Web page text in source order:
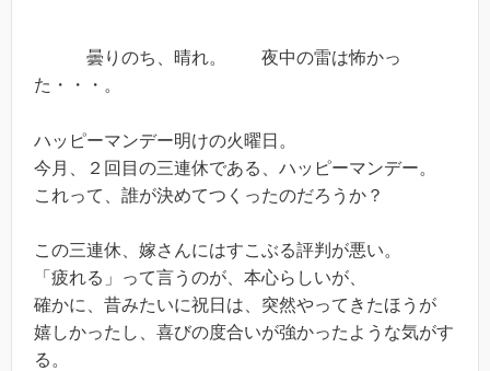
曇りのち、晴れ。 夜中の雷は怖かっ
た・・・。
ハッピーマンデー明けの火曜日。
今月、２回目の三連休である、ハッピーマンデー。
これって、誰が決めてつくったのだろうか？
この三連休、嫁さんにはすこぶる評判が悪い。
「疲れる」って言うのが、本心らしいが、
確かに、昔みたいに祝日は、突然やってきたほうが
嬉しかったし、喜びの度合いが強かったような気がす
る。